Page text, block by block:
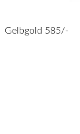
Gelbgold 585/-